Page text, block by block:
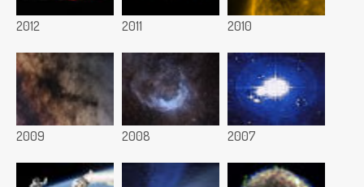
2012 2011 2010
2009 2008 2007